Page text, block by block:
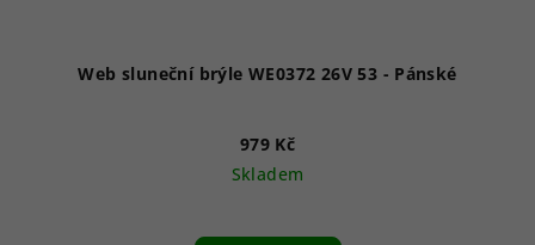
Web sluneční brýle WE0372 26V 53 - Pánské
979 Kč
Skladem